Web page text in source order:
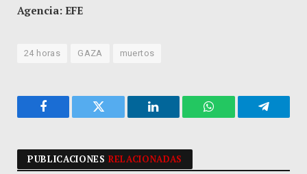
Agencia: EFE
24 horas GAZA muertos
Facebook Twitter LinkedIn WhatsApp
PUBLICACIONESRELACIONADAS